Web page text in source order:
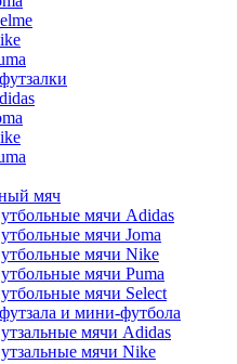
мяч
мячи Adidas
мячи Joma
мячи Nike
мячи Puma
мячи Select
и мини-футбола
мячи Adidas
мячи Nike